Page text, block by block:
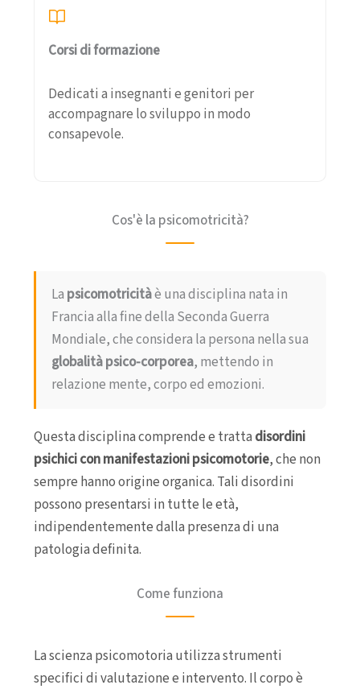
Corsi di formazione
Dedicati a insegnanti e genitori per
accompagnare lo sviluppo in modo
consapevole.
Cos'è la psicomotricità?
La psicomotricitàè una disciplina nata in
Francia alla fine della Seconda Guerra
Mondiale, che considera la persona nella sua
globalità psico-corporea, mettendo in
relazione mente, corpo ed emozioni.
Questa disciplina comprende e tratta disordini
psichici con manifestazioni psicomotorie, che non
sempre hanno origine organica. Tali disordini
possono presentarsi in tutte le età,
indipendentemente dalla presenza di una
patologia definita.
Come funziona
La scienza psicomotoria utilizza strumenti
specifici di valutazione e intervento. Il corpo è